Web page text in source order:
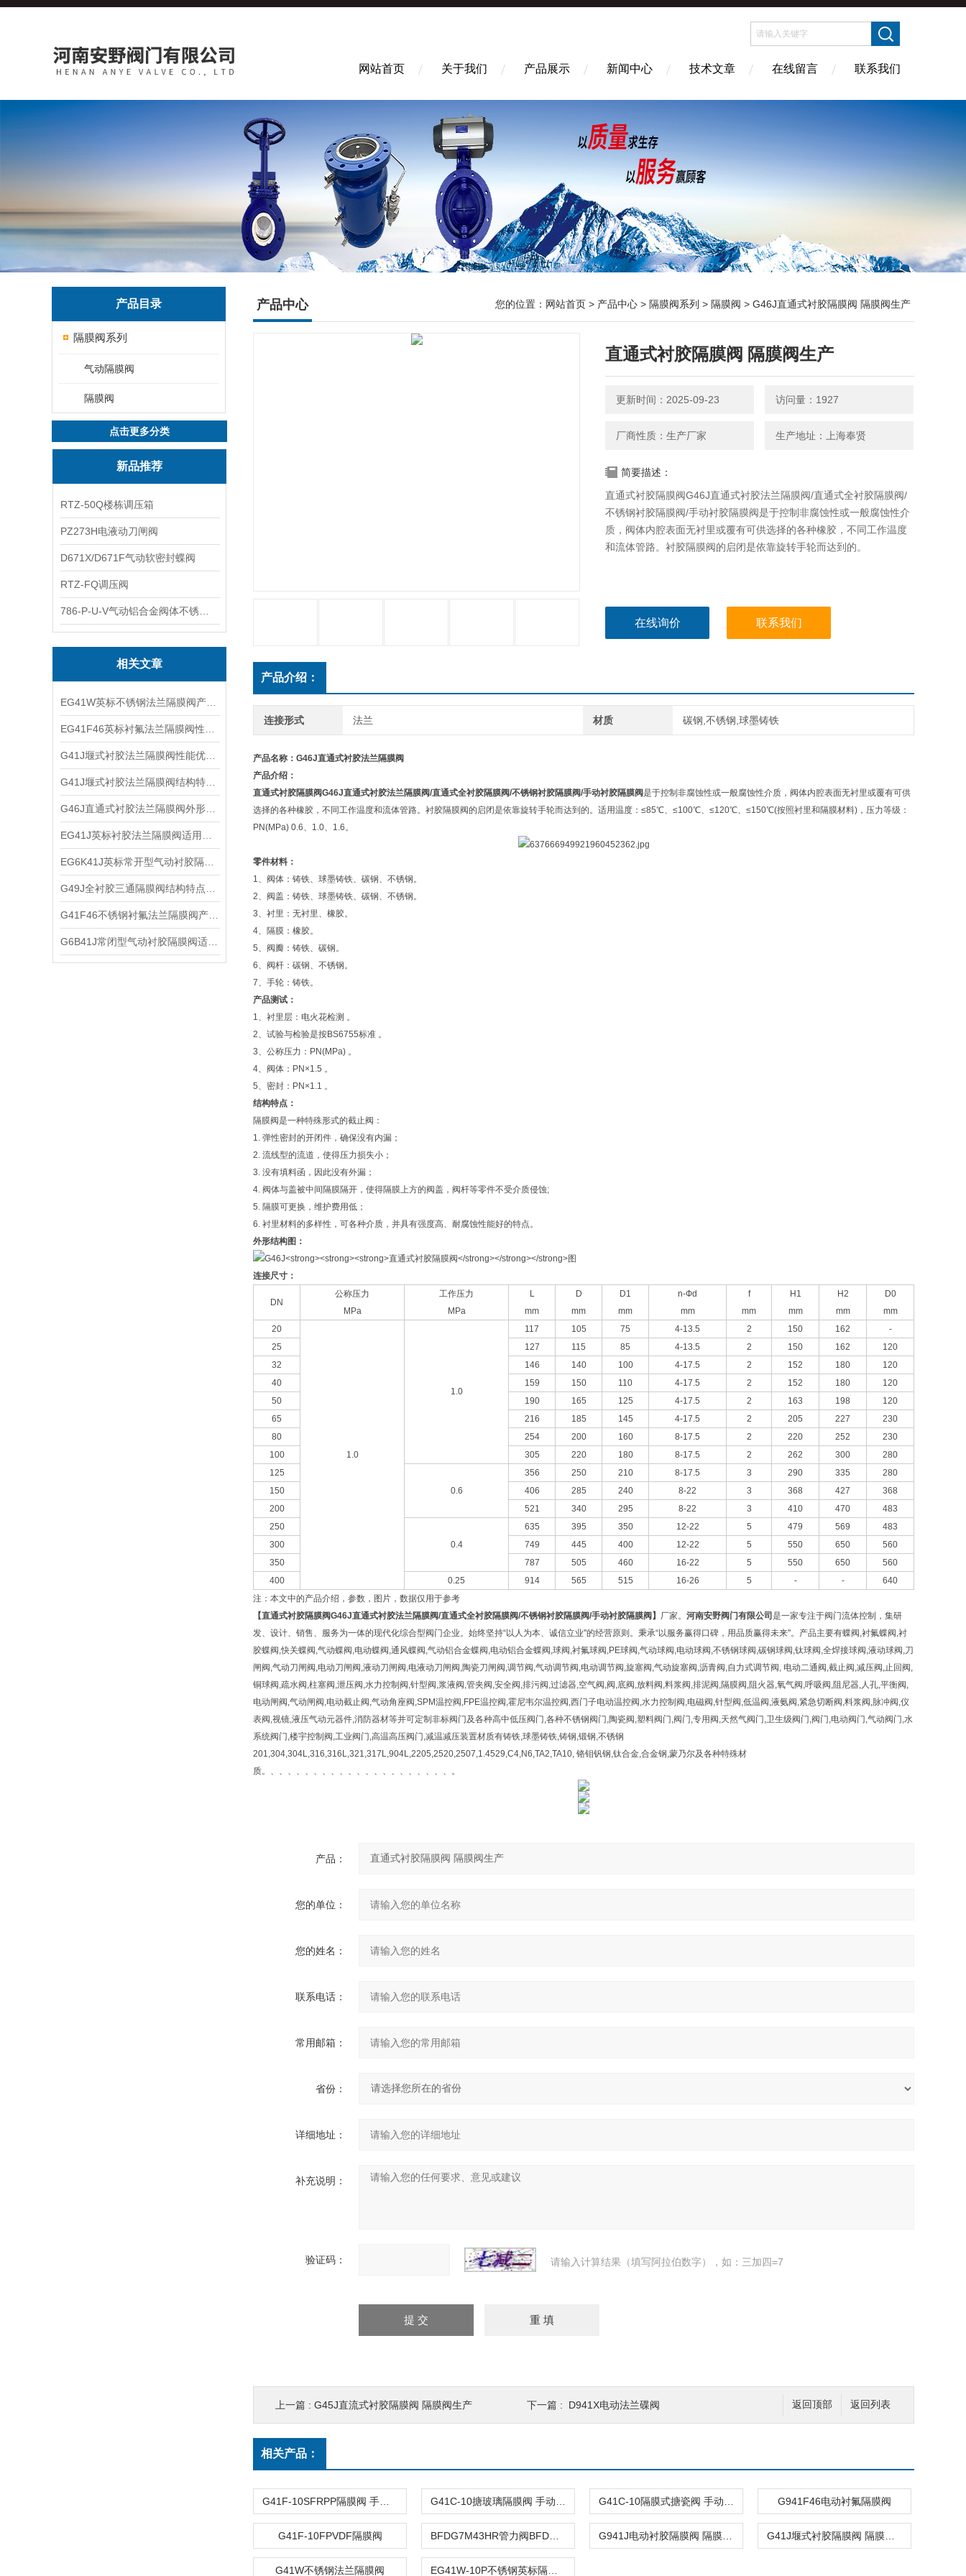
网站首页 关于我们 产品展示 新闻中心 技术文章 在线留言 联系我们
产品目录
隔膜阀系列
气动隔膜阀
隔膜阀
点击更多分类
新品推荐
RTZ-50Q楼栋调压箱
PZ273H电液动刀闸阀
D671X/D671F气动软密封蝶阀
RTZ-FQ调压阀
相关文章
产品中心 您的位置： 网站首页 > 产品中心 > 隔膜阀系列 > 隔膜阀 > G46J直通式衬胶隔膜阀 隔膜阀生产
直通式衬胶隔膜阀 隔膜阀生产
更新时间：2025-09-23 访问量：1927
厂商性质：生产厂家 生产地址：上海奉贤
简要描述：
直通式衬胶隔膜阀G46J直通式衬胶法兰隔膜阀/直通式全衬胶隔膜阀/
不锈钢衬胶隔膜阀/手动衬胶隔膜阀是于控制非腐蚀性或一般腐蚀性介
质，阀体内腔表面无衬里或覆有可供选择的各种橡胶，不同工作温度
和流体管路。衬胶隔膜阀的启闭是依靠旋转手轮而达到的。
在线询价 联系我们
产品介绍：
连接形式 法兰 材质 碳钢,不锈钢,球墨铸铁
产品名称：G46J直通式衬胶法兰隔膜阀
产品介绍：
直通式衬胶隔膜阀G46J直通式衬胶法兰隔膜阀/直通式全衬胶隔膜阀/不锈钢衬胶隔膜阀/手动衬胶隔膜阀是于控制非腐蚀性或一般腐蚀性介质，阀体内腔表面无衬里或覆有可供
选择的各种橡胶，不同工作温度和流体管路。衬胶隔膜阀的启闭是依靠旋转手轮而达到的。适用温度：≤85℃、≤100℃、≤120℃、≤150℃(按照衬里和隔膜材料)，压力等级：
PN(MPa) 0.6、1.0、1.6。
零件材料：
1、阀体：铸铁、球墨铸铁、碳钢、不锈钢。
2、阀盖：铸铁、球墨铸铁、碳钢、不锈钢。
3、衬里：无衬里、橡胶。
4、隔膜：橡胶。
5、阀瓣：铸铁、碳钢。
6、阀杆：碳钢、不锈钢。
7、手轮：铸铁。
产品测试：
1、衬里层：电火花检测 。
2、试验与检验是按BS6755标准 。
3、公称压力：PN(MPa) 。
4、阀体：PN×1.5 。
5、密封：PN×1.1 。
结构特点：
隔膜阀是一种特殊形式的截止阀：
1. 弹性密封的开闭件，确保没有内漏；
2. 流线型的流道，使得压力损失小；
3. 没有填料函，因此没有外漏；
4. 阀体与盖被中间隔膜隔开，使得隔膜上方的阀盖，阀杆等零件不受介质侵蚀;
5. 隔膜可更换，维护费用低；
6. 衬里材料的多样性，可各种介质，并具有强度高、耐腐蚀性能好的特点。
外形结构图：
连接尺寸：
DN
公称压力
MPa
工作压力
MPa
L
mm
D
mm
D1
mm
n-Фd
mm
f
mm
H1
mm
H2
mm
D0
mm
20
1.0
1.0
117 105 75 4-13.5 2 150 162
-
25
127 115 85 4-13.5 2 150 162
120
32
146 140 100 4-17.5 2 152 180
120
40
159 150 110 4-17.5 2 152 180
120
50
190 165 125 4-17.5 2 163 198
120
65
216 185 145 4-17.5 2 205 227
230
80
254 200 160 8-17.5 2 220 252
230
100
305 220 180 8-17.5 2 262 300
280
125
0.6
356 250 210 8-17.5 3 290 335
280
150
406 285 240 8-22 3 368 427
368
200
521 340 295 8-22 3 410 470
483
250
0.4
635 395 350 12-22 5 479 569
483
300
749 445 400 12-22 5 550 650
560
350
787 505 460 16-22 5 550 650
560
400
0.25 914 565 515 16-26 5 - -
640
注：本文中的产品介绍，参数，图片，数据仅用于参考
【直通式衬胶隔膜阀G46J直通式衬胶法兰隔膜阀/直通式全衬胶隔膜阀/不锈钢衬胶隔膜阀/手动衬胶隔膜阀】 厂家。 河南安野阀门有限公司 是一家专注于阀门流体控制，集研
发、设计、销售、服务为一体的现代化综合型阀门企业。始终坚持“以人为本、诚信立业"的经营原则。秉承“以服务赢得口碑，用品质赢得未来"。产品主要有蝶阀,衬氟蝶阀,衬
胶蝶阀,快关蝶阀,气动蝶阀,电动蝶阀,通风蝶阀,气动铝合金蝶阀,电动铝合金蝶阀,球阀,衬氟球阀,PE球阀,气动球阀,电动球阀,不锈钢球阀,碳钢球阀,钛球阀,全焊接球阀,液动球阀,刀
闸阀,气动刀闸阀,电动刀闸阀,液动刀闸阀,电液动刀闸阀,陶瓷刀闸阀,调节阀,气动调节阀,电动调节阀,旋塞阀,气动旋塞阀,沥青阀,自力式调节阀, 电动二通阀,截止阀,减压阀,止回阀,
铜球阀,疏水阀,柱塞阀,泄压阀,水力控制阀,针型阀,浆液阀,管夹阀,安全阀,排污阀,过滤器,空气阀,阀,底阀,放料阀,料浆阀,排泥阀,隔膜阀,阻火器,氧气阀,呼吸阀,阻尼器,人孔,平衡阀,
电动闸阀,气动闸阀,电动截止阀,气动角座阀,SPM温控阀,FPE温控阀,霍尼韦尔温控阀,西门子电动温控阀,水力控制阀,电磁阀,针型阀,低温阀,液氨阀,紧急切断阀,料浆阀,脉冲阀,仪
表阀,视镜,液压气动元器件,消防器材等并可定制非标阀门及各种高中低压阀门,各种不锈钢阀门,陶瓷阀,塑料阀门,阀门,专用阀,天然气阀门,卫生级阀门,阀门,电动阀门,气动阀门,水
系统阀门,楼宇控制阀,工业阀门,高温高压阀门,减温减压装置材质有铸铁,球墨铸铁,铸钢,锻钢,不锈钢
201,304,304L,316,316L,321,317L,904L,2205,2520,2507,1.4529,C4,N6,TA2,TA10, 铬钼钒钢,钛合金,合金钢,蒙乃尔及各种特殊材
质。、、、、、、、、、、、、、、、、、、、、、。
产品：
您的单位：
您的姓名：
联系电话：
常用邮箱：
省份：
详细地址：
补充说明：
验证码： 请输入计算结果（填写阿拉伯数字），如：三加四=7
返回列表
返回顶部
上一篇 : G45J直流式衬胶隔膜阀 隔膜阀生产 下一篇 : D941X电动法兰碟阀
相关产品：
G941F46电动衬氟隔膜阀
G41F-10FPVDF隔膜阀
G41W不锈钢法兰隔膜阀